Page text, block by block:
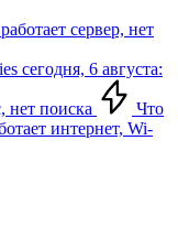
сервер, нет
сегодня, 6 августа:
нет поиска
Что
интернет, Wi-